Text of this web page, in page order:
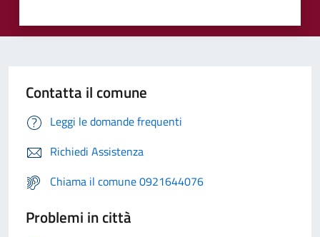
Contatta il comune
Leggi le domande frequenti
Richiedi Assistenza
Chiama il comune 0921644076
Problemi in città